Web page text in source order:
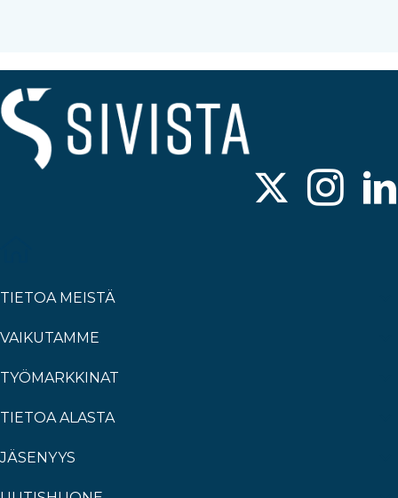
TIETOA MEISTÄ
VAIKUTAMME
TYÖMARKKINAT
TIETOA ALASTA
JÄSENYYS